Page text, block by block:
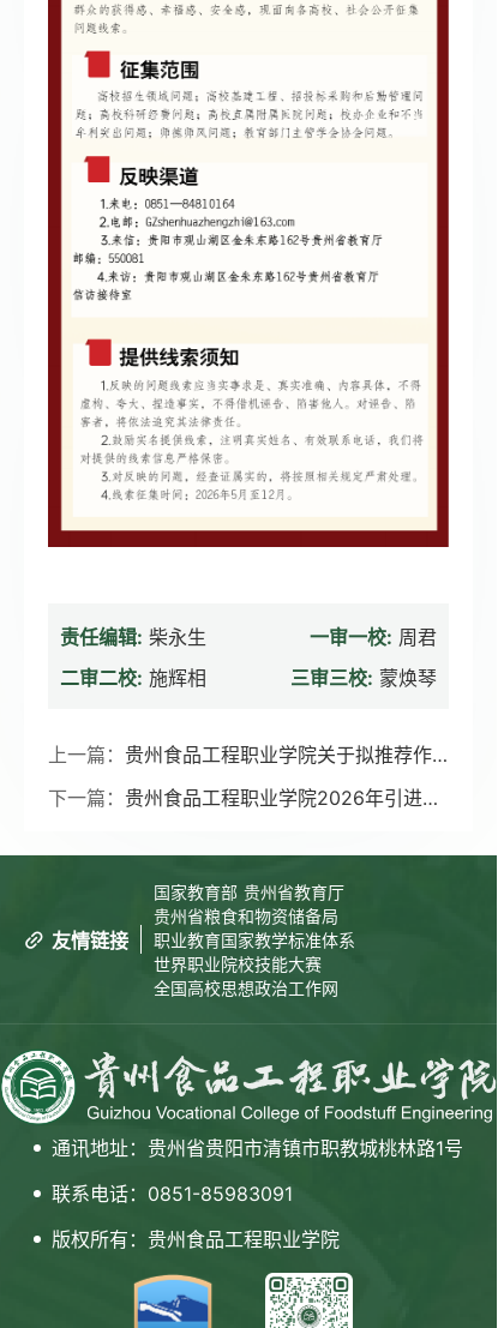
责任编辑: 柴永生 一审一校: 周君
二审二校: 施辉相 三审三校: 蒙焕琴
上一篇：
贵州食品工程职业学院关于拟推荐作品参加第十五届 “挑战杯”贵州省大学生创业计划竞赛省赛的公示
下一篇：
贵州食品工程职业学院2026年引进高技能人才评审成绩及体检有关事宜的公告（二）
友情链接
国家教育部 贵州省教育厅
贵州省粮食和物资储备局
职业教育国家教学标准体系
世界职业院校技能大赛
全国高校思想政治工作网
通讯地址：贵州省贵阳市清镇市职教城桃林路1号
联系电话：0851-85983091
版权所有：贵州食品工程职业学院